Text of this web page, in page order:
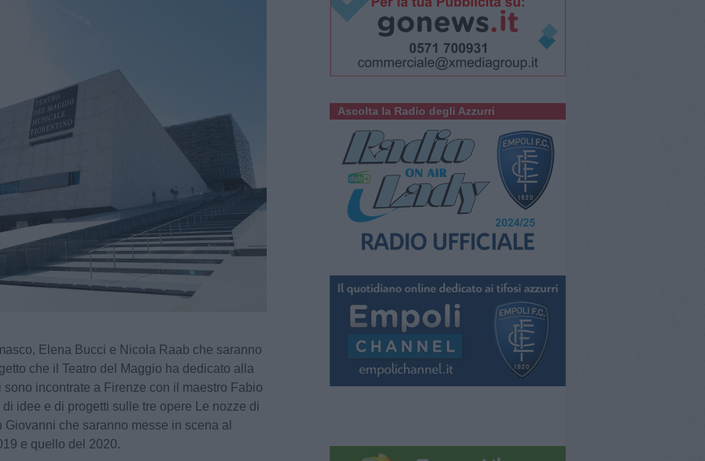
Elena Bucci e Nicola Raab che saranno
che il Teatro del Maggio ha dedicato alla
incontrate a Firenze con il maestro Fabio
di idee e di progetti sulle tre opere Le nozze di
Giovanni che saranno messe in scena al
e quello del 2020.
Ascolta la Radio degli Azzurri